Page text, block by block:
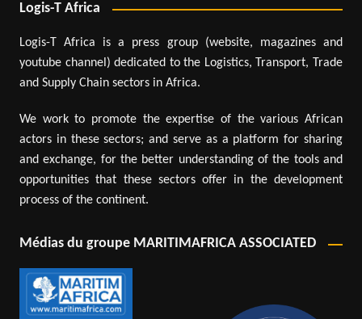
Logis-T Africa
Logis-T Africa is a press group (website, magazines and
youtube channel) dedicated to the Logistics, Transport, Trade
and Supply Chain sectors in Africa.
We work to promote the expertise of the various African
actors in these sectors; and serve as a platform for sharing
and exchange, for the better understanding of the tools and
opportunities that these sectors offer in the development
process of the continent.
Médias du groupe MARITIMAFRICA ASSOCIATED